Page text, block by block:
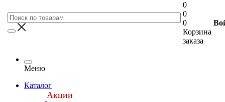
0
0
0
Корзина
заказа
Меню
Каталог
Акции